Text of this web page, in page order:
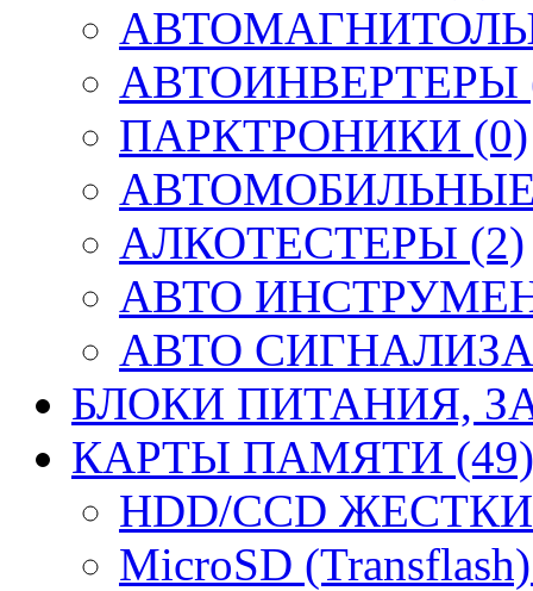
АВТОИНВЕРТЕРЫ
ПАРКТРОНИКИ (0)
АЛКОТЕСТЕРЫ (2)
АВТО
АВТО
БЛОКИ ПИТАНИЯ,
КАРТЫ ПАМЯТИ (49)
HDD/CCD
MicroSD